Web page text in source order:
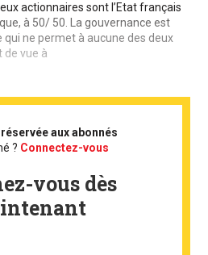
actionnaires sont l’Etat français
à 50/ 50. La gouvernance est
ne permet à aucune des deux
de vue à
aux abonnés
? Connectez-vous
vous dès